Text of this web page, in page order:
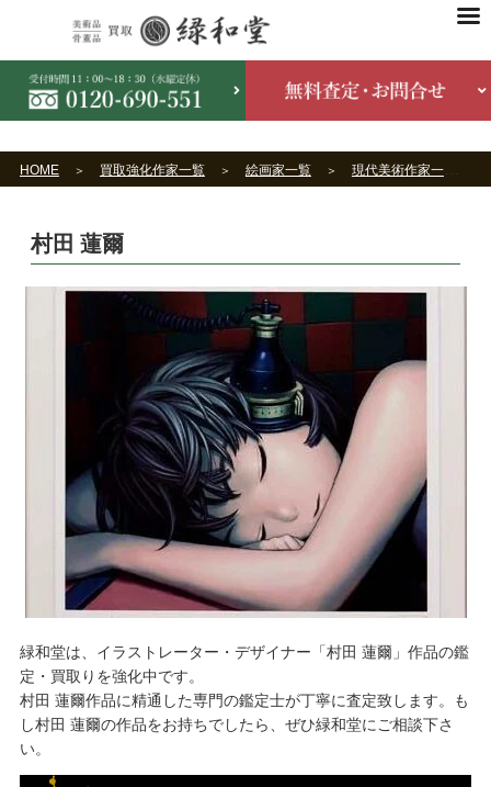
HOME 買取強化作家一覧 絵画家一覧 現代美術作家一覧
村田 蓮爾
緑和堂は、イラストレーター・デザイナー「村田 蓮爾」作品の鑑
定・買取りを強化中です。
村田 蓮爾作品に精通した専門の鑑定士が丁寧に査定致します。も
し村田 蓮爾の作品をお持ちでしたら、ぜひ緑和堂にご相談下さ
い。